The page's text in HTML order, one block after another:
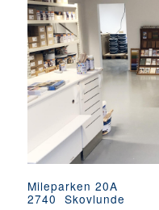
Mileparken 20A
2740 Skovlunde